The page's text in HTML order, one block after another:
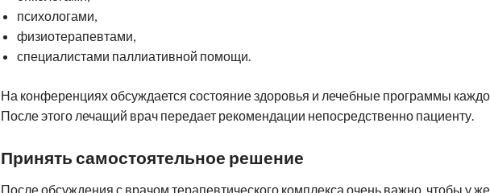
психологами,
физиотерапевтами,
специалистами паллиативной помощи.
На конференциях обсуждается состояние здоровья и лечебные программы
После этого лечащий врач передает рекомендации непосредственно пациенту.
Принять самостоятельное решение
После обсуждения с врачом терапевтического комплекса очень важно, чтобы у